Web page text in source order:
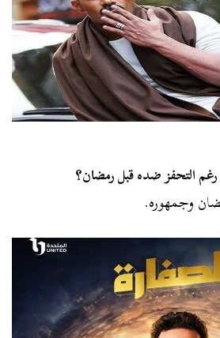
رغم التحفز ضده قبل رمضان؟
وجمهوره.